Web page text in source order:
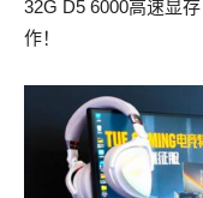
32G D5 6000高速显
作！